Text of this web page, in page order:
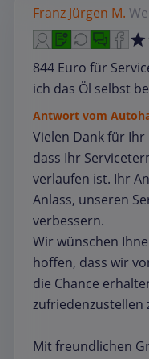
Franz Jürgen M.
844 Euro für
ich das Öl selbst
Antwort vom
Vielen Dank für Ihr
dass Ihr
verlaufen ist. Ihr
Anlass, unseren
verbessern.
Wir wünschen
hoffen, dass wir
die Chance
zufriedenzustellen
Mit freundlichen